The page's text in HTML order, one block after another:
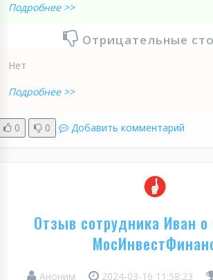
Подробнее >>
Отрицательные
Нет
Подробнее >>
0 0 Добавить комментарий
Отзыв сотрудника Иван о
Аноним 2024-03-16 11:58:23